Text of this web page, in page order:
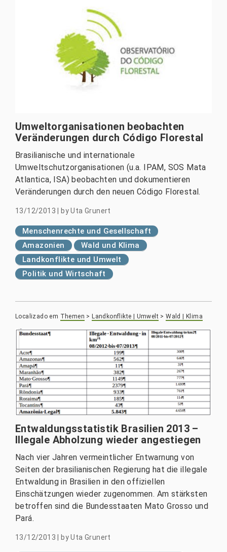
Umweltorganisationen beobachten
Veränderungen durch Código Florestal
Brasilianische und internationale
Umweltschutzorganisationen (u.a. IPAM, SOS Mata
Atlantica, ISA) beobachten und dokumentieren
Veränderungen durch den neuen Código Florestal.
13/12/2013 byUta Grunert
Menschenrechte und Gesellschaft
Amazonien
Wald und Klima
Landkonflikte und Umwelt
Politik und Wirtschaft
Localizado em Themen > Landkonflikte | Umwelt >Wald | Klima
Entwaldungsstatistik Brasilien 2013 –
Illegale Abholzung wieder angestiegen
Nach vier Jahren vermeintlicher Entwarnung von
Seiten der brasilianischen Regierung hat die illegale
Entwaldung in Brasilien in den offiziellen
Einschätzungen wieder zugenommen. Am stärksten
betroffen sind die Bundesstaaten Mato Grosso und
Pará.
13/12/2013 byUta Grunert